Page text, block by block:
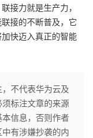
接力就是生产力，
接的不断普及，它
快迈入真正的智能
，不代表华为云及
标注文章的来源
本信息，否则作者
有涉嫌抄袭的内